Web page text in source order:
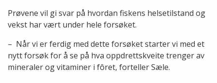
Prøvene vil gi svar på hvordan fiskens helsetilstand og
vekst har vært under hele forsøket.
– Når vi er ferdig med dette forsøket starter vi med et
nytt forsøk for å se på hva oppdrettskveite trenger av
mineraler og vitaminer i fôret, forteller Sæle.